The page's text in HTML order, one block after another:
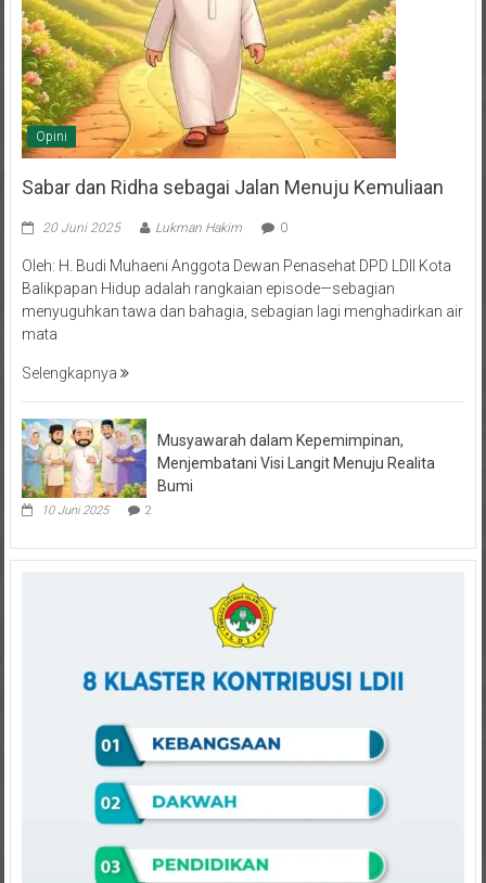
Opini
Sabar dan Ridha sebagai Jalan Menuju Kemuliaan
Balikpapan Hidup adalah rangkaian episode—sebagian
menyuguhkan tawa dan bahagia, sebagian lagi menghadirkan air
mata
Menjembatani Visi Langit Menuju Realita
Bumi
10 Juni 2025 2